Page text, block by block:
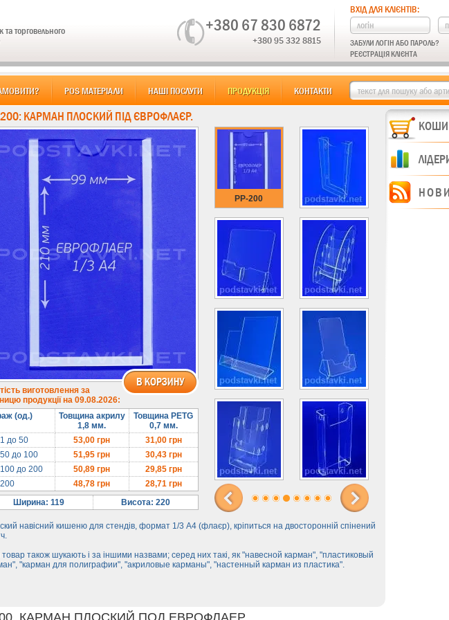
та торговельного
+380 67 830 6872
+380 95 332 8815
ВХІД ДЛЯ КЛІЄНТІВ:
ЗАБУЛИ ЛОГІН АБО ПАРОЛЬ?
РЕЄСТРАЦІЯ КЛІЄНТА
POS МАТЕРІАЛИ НАШІ ПОСЛУГИ ПРОДУКЦІЯ КОНТАКТИ
КАРМАН ПЛОСКИЙ ПОД ЕВРОФЛАЕР.
200: КАРМАН ПЛОСКИЙ ПІД ЄВРОФЛАЄР.
виготовлення за
продукції на 09.08.2026:
(од.)
Товщина акрилу
1,8 мм.
Товщина PETG
0,7 мм.
1 до 50
53,00 грн 31,00грн
50 до 100
51,95 грн 30,43грн
100 до 200
50,89 грн 29,85грн
200
48,78 грн 28,71грн
Ширина: 119
Висота: 220
навісний кишеню для стендів, формат 1/3 А4 (флаєр), кріпиться на двосторонній спінений
також шукають і за іншими назвами; серед них такі, як "навесной карман", "пластиковый
"карман для полиграфии", "акриловые карманы", "настенный карман из пластика".
PP-200